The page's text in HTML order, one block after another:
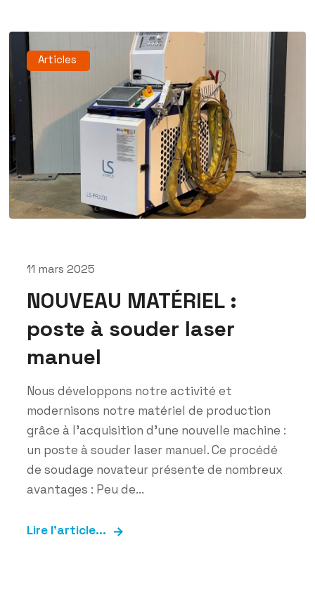
Articles
11 mars 2025
NOUVEAU MATÉRIEL :
poste à souder laser
manuel
Nous développons notre activité et
modernisons notre matériel de production
grâce à l’acquisition d’une nouvelle machine :
un poste à souder laser manuel. Ce procédé
de soudage novateur présente de nombreux
avantages : Peu de...
Lire l'article...